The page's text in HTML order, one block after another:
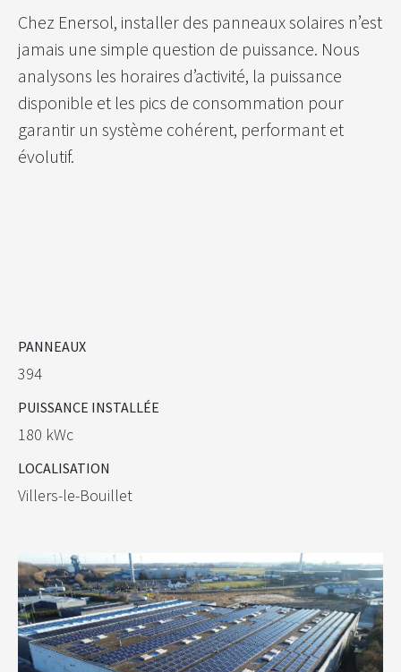
Chez Enersol, installer des panneaux solaires n’est
jamais une simple question de puissance. Nous
analysons les horaires d’activité, la puissance
disponible et les pics de consommation pour
garantir un système cohérent, performant et
évolutif.
PANNEAUX
394
PUISSANCE INSTALLÉE
180 kWc
LOCALISATION
Villers-le-Bouillet